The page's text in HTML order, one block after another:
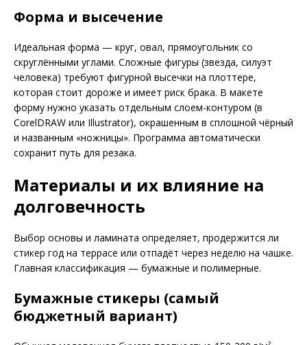
Форма и высечение
Идеальная форма — круг, овал, прямоугольник со
скруглёнными углами. Сложные фигуры (звезда, силуэт
человека) требуют фигурной высечки на плоттере,
которая стоит дороже и имеет риск брака. В макете
форму нужно указать отдельным слоем-контуром (в
CorelDRAW или Illustrator), окрашенным в сплошной чёрный
и названным «ножницы». Программа автоматически
сохранит путь для резака.
Материалы и их влияние на
долговечность
Выбор основы и ламината определяет, продержится ли
стикер год на террасе или отпадёт через неделю на чашке.
Главная классификация — бумажные и полимерные.
Бумажные стикеры (самый
бюджетный вариант)